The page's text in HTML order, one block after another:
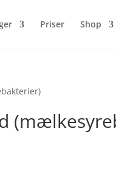
Priser Shop